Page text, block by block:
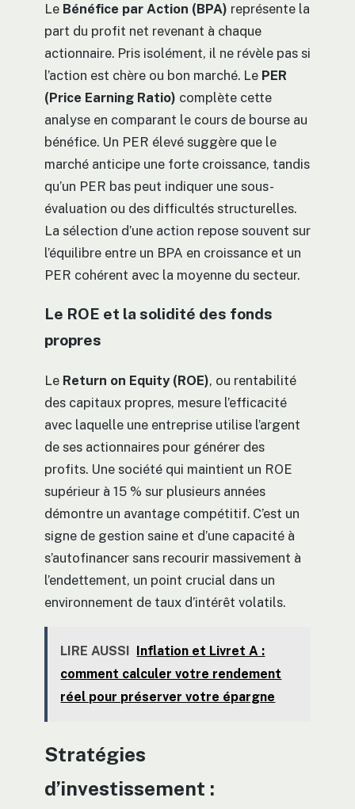
Le Bénéfice par Action (BPA) représente la
part du profit net revenant à chaque
actionnaire. Pris isolément, il ne révèle pas si
l’action est chère ou bon marché. Le PER
(Price Earning Ratio) complète cette
analyse en comparant le cours de bourse au
bénéfice. Un PER élevé suggère que le
marché anticipe une forte croissance, tandis
qu’un PER bas peut indiquer une sous-
évaluation ou des difficultés structurelles.
La sélection d’une action repose souvent sur
l’équilibre entre un BPA en croissance et un
PER cohérent avec la moyenne du secteur.
Le ROE et la solidité des fonds
propres
Le Return on Equity (ROE), ou rentabilité
des capitaux propres, mesure l’efficacité
avec laquelle une entreprise utilise l’argent
de ses actionnaires pour générer des
profits. Une société qui maintient un ROE
supérieur à 15 % sur plusieurs années
démontre un avantage compétitif. C’est un
signe de gestion saine et d’une capacité à
s’autofinancer sans recourir massivement à
l’endettement, un point crucial dans un
environnement de taux d’intérêt volatils.
LIRE AUSSI
Inflation et Livret A :
comment calculer votre rendement
réel pour préserver votre épargne
Stratégies
d’investissement :